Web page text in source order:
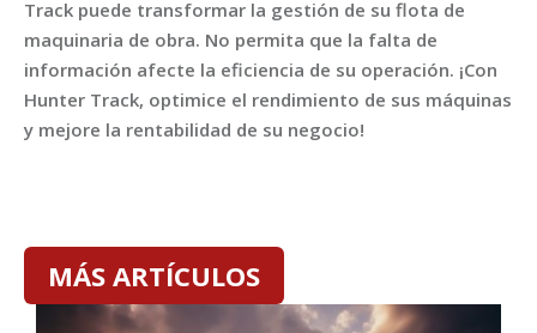
Track puede transformar la gestión de su flota de
maquinaria de obra. No permita que la falta de
información afecte la eficiencia de su operación. ¡Con
Hunter Track, optimice el rendimiento de sus máquinas
y mejore la rentabilidad de su negocio!
MÁS ARTÍCULOS